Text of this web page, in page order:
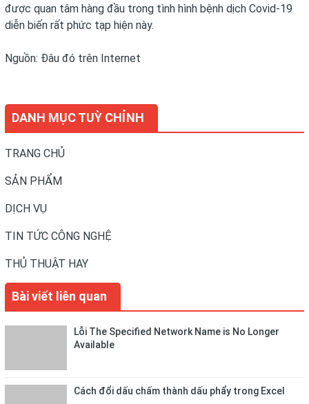
DANH MỤC TUỲ CHỈNH
TRANG CHỦ
SẢN PHẨM
DỊCH VỤ
TIN TỨC CÔNG NGHỆ
THỦ THUẬT HAY
Bài viết liên quan
Lỗi The Specified Network Name is No Longer
Available
Cách đổi dấu chấm thành dấu phẩy trong Excel
được quan tâm hàng đầu trong tình hình bệnh dịch Covid-19
diễn biến rất phức tạp hiện này.
Nguồn: Đâu đó trên Internet